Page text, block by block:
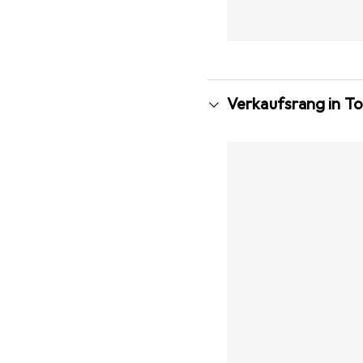
Verkaufsrang in